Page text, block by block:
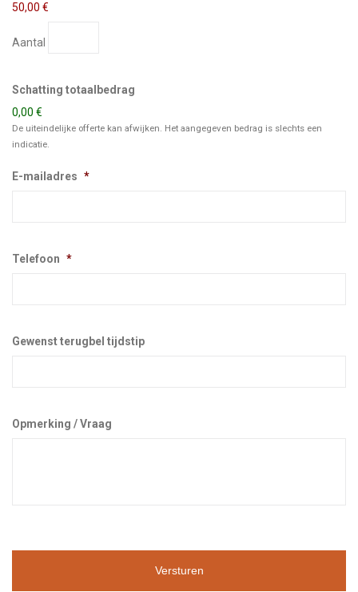
50,00 €
Aantal
Schatting totaalbedrag
0,00 €
De uiteindelijke offerte kan afwijken. Het aangegeven bedrag is slechts een
indicatie.
E-mailadres *
Telefoon *
Gewenst terugbel tijdstip
Opmerking / Vraag